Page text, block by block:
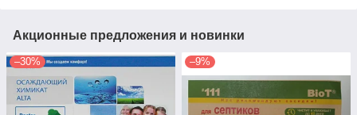
Акционные предложения и новинки
–30% –9%